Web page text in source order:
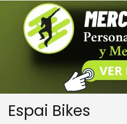
Espai Bikes